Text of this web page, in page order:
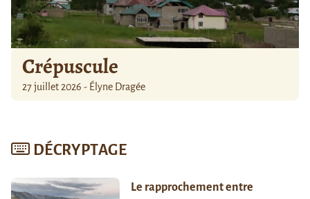
Crépuscule
27 juillet 2026 - Élyne Dragée
DÉCRYPTAGE
Le rapprochement entre